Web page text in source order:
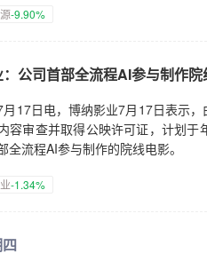
-9.90%
公司首部全流程AI参与制作
月17日电，博纳影业7月17日表示
容审查并取得公映许可证，计划
全流程AI参与制作的院线电影。
-1.34%